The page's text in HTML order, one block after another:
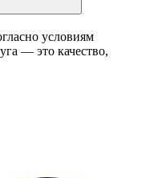
условиям
— это качество,